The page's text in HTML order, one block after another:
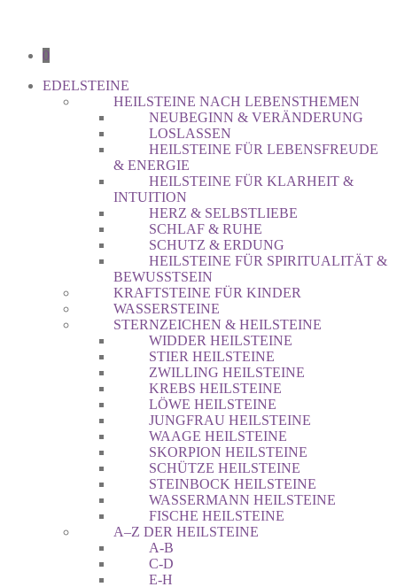
0
EDELSTEINE
HEILSTEINE NACH LEBENSTHEMEN
NEUBEGINN & VERÄNDERUNG
LOSLASSEN
HEILSTEINE FÜR LEBENSFREUDE
& ENERGIE
HEILSTEINE FÜR KLARHEIT &
INTUITION
HERZ & SELBSTLIEBE
SCHLAF & RUHE
SCHUTZ & ERDUNG
HEILSTEINE FÜR SPIRITUALITÄT &
BEWUSSTSEIN
KRAFTSTEINE FÜR KINDER
WASSERSTEINE
STERNZEICHEN & HEILSTEINE
WIDDER HEILSTEINE
STIER HEILSTEINE
ZWILLING HEILSTEINE
KREBS HEILSTEINE
LÖWE HEILSTEINE
JUNGFRAU HEILSTEINE
WAAGE HEILSTEINE
SKORPION HEILSTEINE
SCHÜTZE HEILSTEINE
STEINBOCK HEILSTEINE
WASSERMANN HEILSTEINE
FISCHE HEILSTEINE
A–Z DER HEILSTEINE
A-B
C-D
E-H